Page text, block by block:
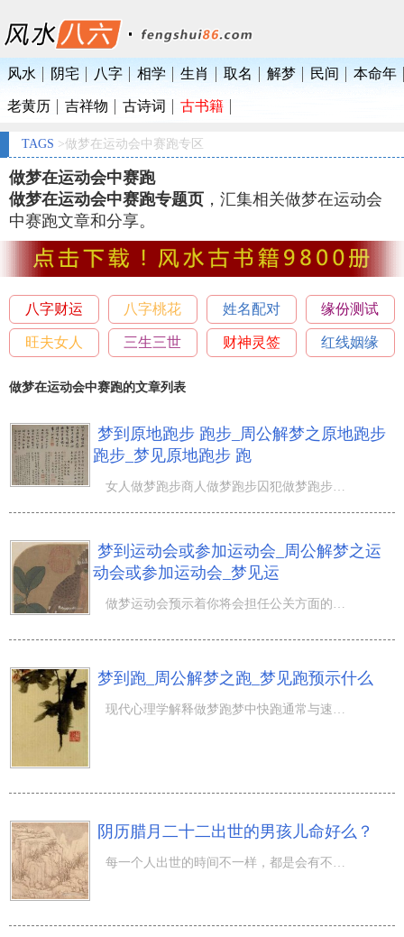
风水 阴宅 八字 相学 生肖 取名 解梦 民间 本命年
老黄历 吉祥物 古诗词 古书籍
TAGS >做梦在运动会中赛跑专区
做梦在运动会中赛跑
做梦在运动会中赛跑专题页 ，汇集相关做梦在运动会
中赛跑文章和分享。
八字财运 八字桃花 姓名配对 缘份测试
旺夫女人 三生三世 财神灵签 红线姻缘
做梦在运动会中赛跑的文章列表
梦到原地跑步 跑步_周公解梦之原地跑步
跑步_梦见原地跑步 跑
女人做梦跑步商人做梦跑步囚犯做梦跑步旅游者做梦跑步做梦在运动会中赛跑做梦和妻子跑步做梦在草场上跑步做
梦到运动会或参加运动会_周公解梦之运
动会或参加运动会_梦见运
做梦运动会预示着你将会担任公关方面的职务做梦很多人开运动会会对自己的婚姻忧虑重重女人做梦运动会提醒你
梦到跑_周公解梦之跑_梦见跑预示什么
阴历腊月二十二出世的男孩儿命好么？